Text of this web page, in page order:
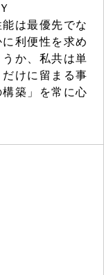
は最優先でな
利便性を求め
か、私共は単
けに留まる事
築」を常に心